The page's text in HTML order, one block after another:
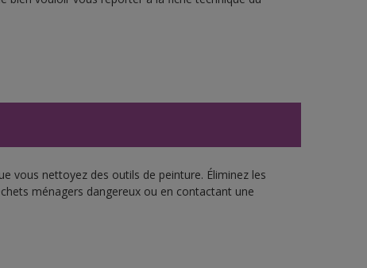
vous nettoyez des outils de peinture. Éliminez les
ménagers dangereux ou en contactant une